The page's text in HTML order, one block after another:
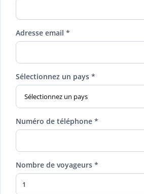
Adresse email *
Sélectionnez un pays *
Numéro de téléphone *
Nombre de voyageurs *